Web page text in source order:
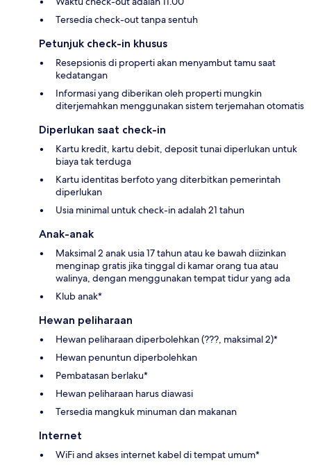
Tersedia check-out tanpa sentuh
Petunjuk check-in khusus
Resepsionis di properti akan menyambut tamu saat
kedatangan
Informasi yang diberikan oleh properti mungkin
diterjemahkan menggunakan sistem terjemahan otomatis
Diperlukan saat check-in
Kartu kredit, kartu debit, deposit tunai diperlukan untuk
biaya tak terduga
Kartu identitas berfoto yang diterbitkan pemerintah
diperlukan
Usia minimal untuk check-in adalah 21 tahun
Anak-anak
Maksimal 2 anak usia 17 tahun atau ke bawah diizinkan
menginap gratis jika tinggal di kamar orang tua atau
walinya, dengan menggunakan tempat tidur yang ada
Klub anak*
Hewan peliharaan
Hewan peliharaan diperbolehkan (???, maksimal 2)*
Hewan penuntun diperbolehkan
Pembatasan berlaku*
Hewan peliharaan harus diawasi
Tersedia mangkuk minuman dan makanan
Internet
WiFi and akses internet kabel di tempat umum*